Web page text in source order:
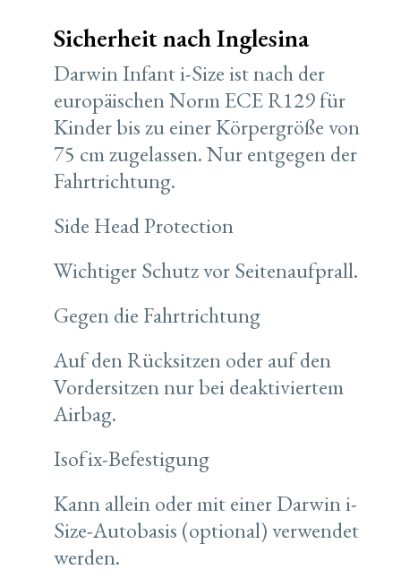
Sicherheit nach Inglesina
Darwin Infant i-Size ist nach der
europäischen Norm ECE R129 für
Kinder bis zu einer Körpergröße von
75 cm zugelassen. Nur entgegen der
Fahrtrichtung.
Side Head Protection
Wichtiger Schutz vor Seitenaufprall.
Gegen die Fahrtrichtung
Auf den Rücksitzen oder auf den
Vordersitzen nur bei deaktiviertem
Airbag.
Isofix-Befestigung
Kann allein oder mit einer Darwin i-
Size-Autobasis (optional) verwendet
werden.